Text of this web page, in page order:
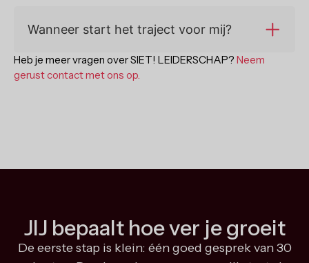
Wanneer start het traject voor mij?
Heb je meer vragen over SIET! LEIDERSCHAP? Neem
gerust contact met ons op.
JIJ bepaalt hoe ver je groeit
De eerste stap is klein: één goed gesprek van 30